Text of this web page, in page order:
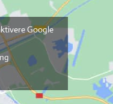
Google